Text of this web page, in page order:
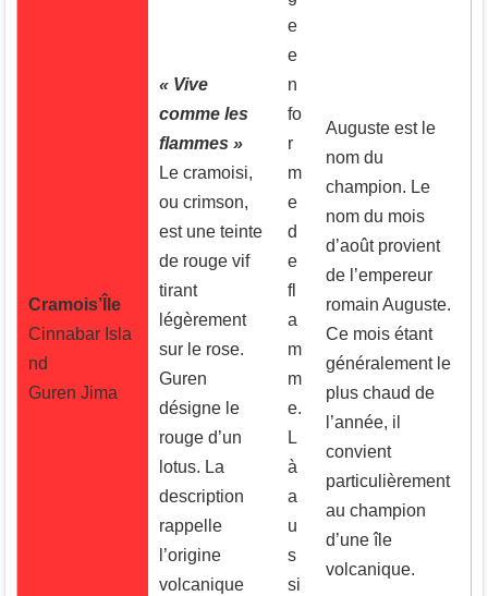
Cramois’Île
Cinnabar Isla
nd
Guren Jima
« Vive
comme les
flammes »
Le cramoisi,
ou crimson,
est une teinte
de rouge vif
tirant
légèrement
sur le rose.
Guren
désigne le
rouge d’un
lotus. La
description
rappelle
l’origine
volcanique
e
e
n
fo
r
m
e
d
e
fl
a
m
m
e.
L
à
a
u
s
si
Auguste est le
nom du
champion. Le
nom du mois
d’août provient
de l’empereur
romain Auguste.
Ce mois étant
généralement le
plus chaud de
l’année, il
convient
particulièrement
au champion
d’une île
volcanique.